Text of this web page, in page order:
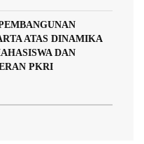
ATAS DINAMIKA
DAN
PKRI